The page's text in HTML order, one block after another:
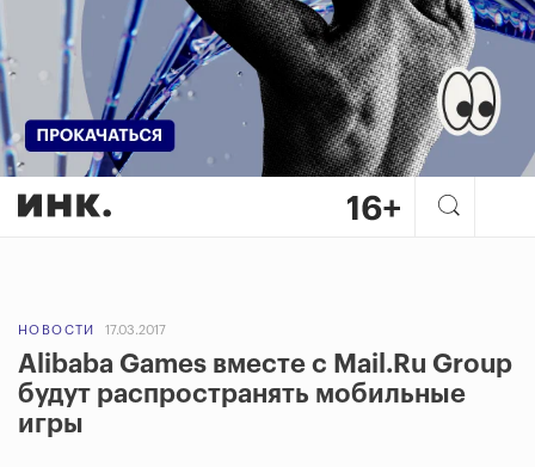
НОВОСТИ 17.03.2017
Alibaba Games вместе с Mail.Ru Group
будут распространять мобильные
игры